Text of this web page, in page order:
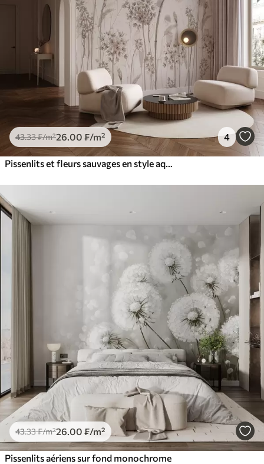
43.33₣/m²26 .00 ₣/m² 4
43.33₣/m²26 .00 ₣/m²
Pissenlits aériens sur fond monochrome